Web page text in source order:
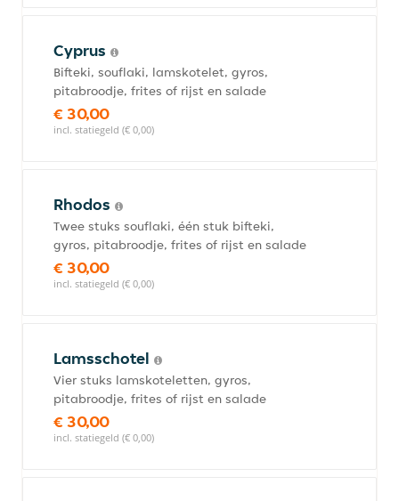
Cyprus
Bifteki, souflaki, lamskotelet, gyros,
pitabroodje, frites of rijst en salade
€ 30,00
incl. statiegeld (€ 0,00)
Rhodos
Twee stuks souflaki, één stuk bifteki,
gyros, pitabroodje, frites of rijst en salade
€ 30,00
incl. statiegeld (€ 0,00)
Lamsschotel
Vier stuks lamskoteletten, gyros,
pitabroodje, frites of rijst en salade
€ 30,00
incl. statiegeld (€ 0,00)